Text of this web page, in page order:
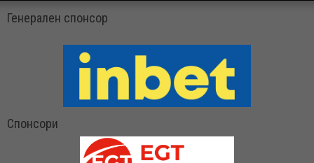
Генерален спонсор
Спонсори